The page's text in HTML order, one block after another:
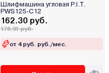
Шлифмашина угловая P.I.T.
PWS125-C12
162.30 руб.
176.91 руб.
от 4 руб. руб./мес.